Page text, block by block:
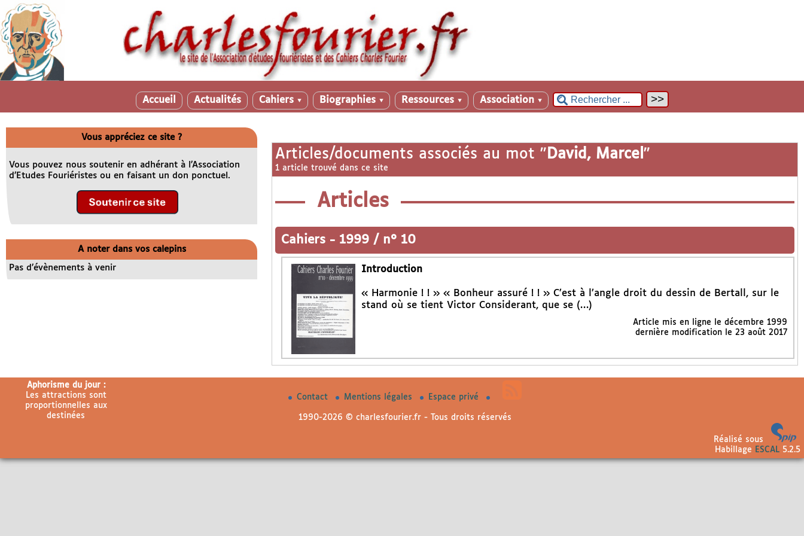
Accueil Actualités Cahiers ▼ Biographies ▼ Ressources ▼ Association ▼
Articles/documents associés au mot " David, Marcel "
1 article trouvé dans ce site
Articles
Cahiers - 1999 / n° 10
Introduction
« Harmonie ! ! » « Bonheur assuré ! ! » C’est à l’angle droit du dessin de Bertall, sur le
stand où se tient Victor Considerant, que se (…)
Article mis en ligne le décembre 1999
dernière modification le 23 août 2017
Vous appréciez ce site ?
Vous pouvez nous soutenir en adhérant à l’Association
d’Etudes Fouriéristes ou en faisant un don ponctuel.
A noter dans vos calepins
Pas d’évènements à venir
Aphorisme du jour :
Les attractions sont
proportionnelles aux
destinées
Contact Mentions légales Espace privé
1990-2026 © charlesfourier.fr - Tous droits réservés
Réalisé sous
Habillage
ESCAL5.2.5